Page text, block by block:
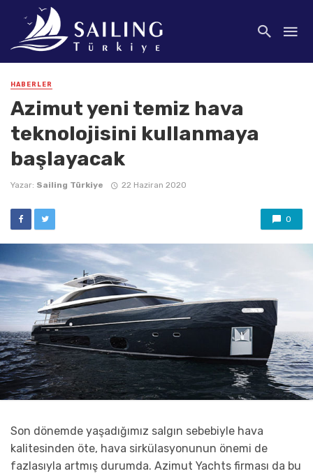
HABERLER
Azimut yeni temiz hava
teknolojisini kullanmaya
başlayacak
Yazar: Sailing Türkiye 22 Haziran 2020
0
Son dönemde yaşadığımız salgın sebebiyle hava
kalitesinden öte, hava sirkülasyonunun önemi de
fazlasıyla artmış durumda. Azimut Yachts firması da bu